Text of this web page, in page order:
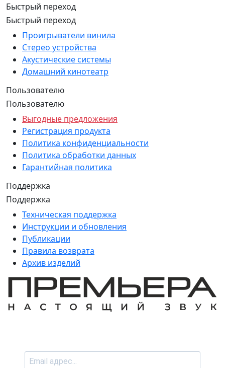
Быстрый переход
Быстрый переход
Проигрыватели винила
Стерео устройства
Акустические системы
Домашний кинотеатр
Пользователю
Пользователю
Выгодные предложения
Регистрация продукта
Политика конфиденциальности
Политика обработки данных
Гарантийная политика
Поддержка
Поддержка
Техническая поддержка
Инструкции и обновления
Публикации
Правила возврата
Архив изделий